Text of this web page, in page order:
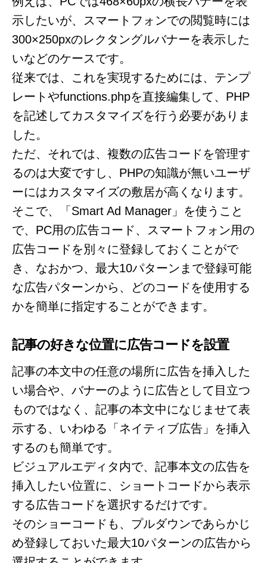
示したいが、スマートフォンでの閲覧時には
300×250pxのレクタングルバナーを表示した
いなどのケースです。
従来では、これを実現するためには、テンプ
レートやfunctions.phpを直接編集して、PHP
を記述してカスタマイズを行う必要がありま
した。
ただ、それでは、複数の広告コードを管理す
るのは大変ですし、PHPの知識が無いユーザ
ーにはカスタマイズの敷居が高くなります。
そこで、「Smart Ad Manager」を使うこと
で、PC用の広告コード、スマートフォン用の
広告コードを別々に登録しておくことがで
き、なおかつ、最大10パターンまで登録可能
な広告パターンから、どのコードを使用する
かを簡単に指定することができます。
記事の好きな位置に広告コードを設置
記事の本文中の任意の場所に広告を挿入した
い場合や、バナーのように広告として目立つ
ものではなく、記事の本文中になじませて表
示する、いわゆる「ネイティブ広告」を挿入
するのも簡単です。
ビジュアルエディタ内で、記事本文の広告を
挿入したい位置に、ショートコードから表示
する広告コードを選択するだけです。
そのショーコードも、プルダウンであらかじ
め登録しておいた最大10パターンの広告から